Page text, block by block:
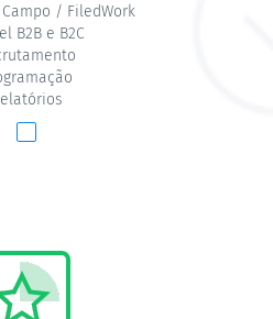
/ FiledWork
B2B e B2C